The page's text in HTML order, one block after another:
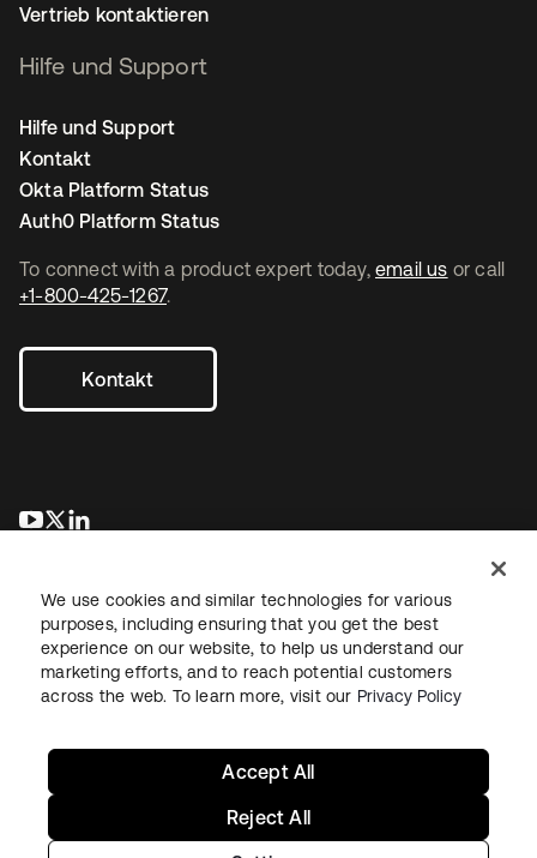
To connect with a product expert today, email us or call
+1-800-425-1267.
Kontakt
wird in einer neuen Registerkarte geöffnet
wird in einer neuen Registerkarte geöffnet
Vertrieb kontaktieren
Hilfe und Support
Hilfe und Support
Kontakt
Okta Platform Status
Auth0 Platform Status
RechtDatenschutzrichtlinieNutzungsbedingungenSicherheit
We use cookies and similar technologies for various
purposes, including ensuring that you get the best
experience on our website, to help us understand our
marketing efforts, and to reach potential customers
across the web. To learn more, visit our Privacy Policy
Reject All
Accept All